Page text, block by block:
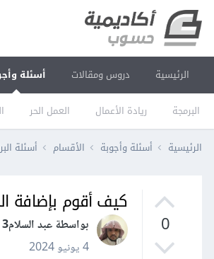
الرئيسية دروس ومقالات أسئلة
البرمجة ريادة الأعمال العمل الحر
الرئيسية أسئلة وأجوبة الأقسام أسئلة
0
كيف أقوم بإضافة
بواسطة عبد السلام3
4 يونيو 2024